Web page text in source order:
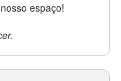
espaço!